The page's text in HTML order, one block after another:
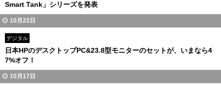
Smart Tank」シリーズを発表
10月22日
デジタル
日本HPのデスクトップPC&23.8型モニターのセットが、いまなら4
7%オフ！
10月17日